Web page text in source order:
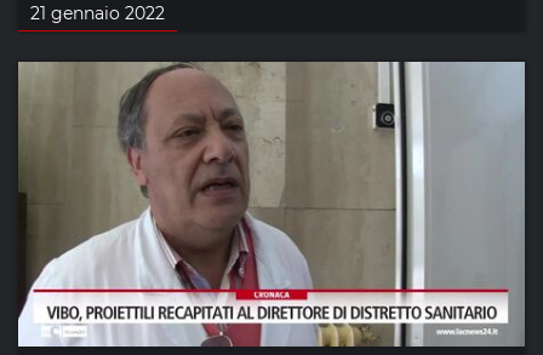
21 gennaio 2022